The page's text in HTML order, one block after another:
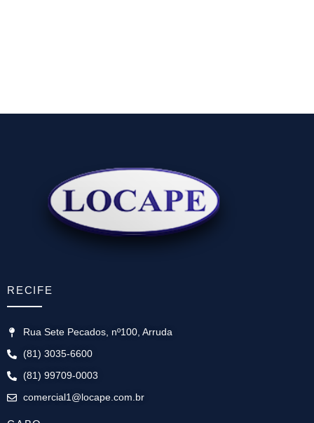
RECIFE
Rua Sete Pecados, nº100, Arruda
(81) 3035-6600
(81) 99709-0003
comercial1@locape.com.br